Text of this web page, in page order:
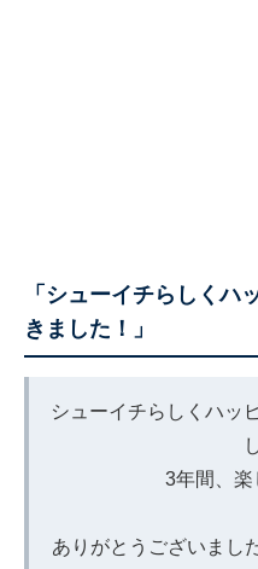
「シューイチらしくハ
きました！」
シューイチらしくハッ
3年間、
ありがとうございまし